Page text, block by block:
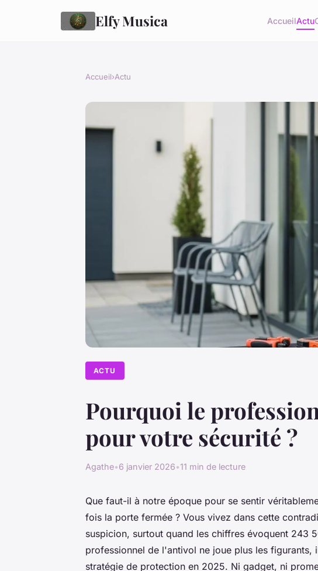
Elfy Musica AccueilActu
Accueil›Actu
ACTU
Pourquoi le
pour votre sécurité ?
Agathe•6 janvier 2026•11 min de lecture
Que faut-il à notre époque pour se sentir
fois la porte fermée ? Vous vivez dans cette
suspicion, surtout quand les chiffres évoquent 243
professionnel de l'antivol ne joue plus les
stratégie de protection en 2025. Ni gadget, ni